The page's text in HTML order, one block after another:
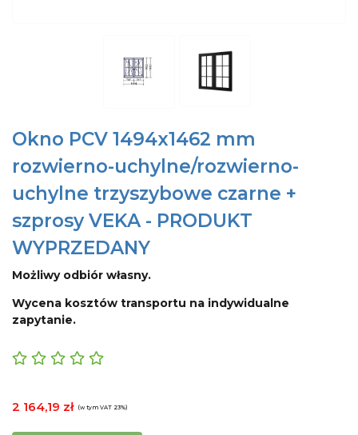
Okno PCV 1494x1462 mm
rozwierno-uchylne/rozwierno-
uchylne trzyszybowe czarne +
szprosy VEKA - PRODUKT
WYPRZEDANY
Możliwy odbiór własny.
Wycena kosztów transportu na indywidualne
zapytanie.
2 164,19 zł (w tym VAT 23%)